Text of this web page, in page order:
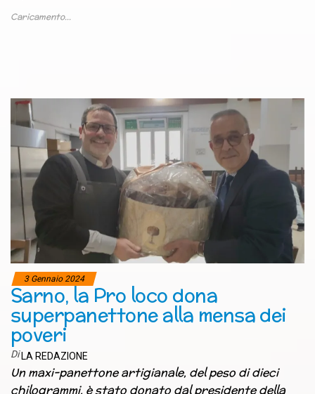
Caricamento...
3 Gennaio 2024
Sarno, la Pro loco dona
superpanettone alla mensa dei
poveri
Di LA REDAZIONE
Un maxi-panettone artigianale, del peso di dieci
chilogrammi, è stato donato dal presidente della